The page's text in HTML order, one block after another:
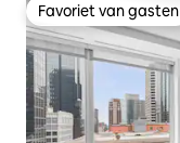
Favoriet van gasten
Favoriet van gasten